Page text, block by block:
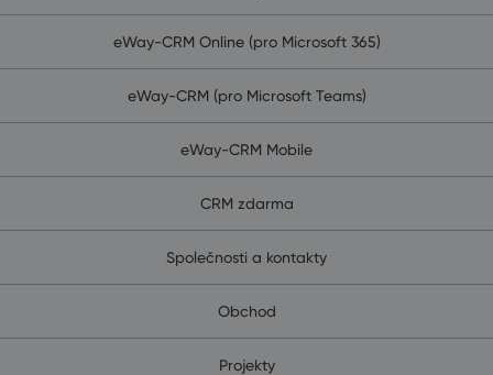
eWay-CRM Online (pro Microsoft 365)
eWay-CRM (pro Microsoft Teams)
eWay-CRM Mobile
CRM zdarma
Společnosti a kontakty
Obchod
Projekty